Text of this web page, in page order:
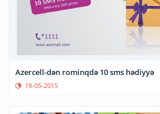
Azercell-dən rominqdə 10 sms hədiyyə
19-05-2015